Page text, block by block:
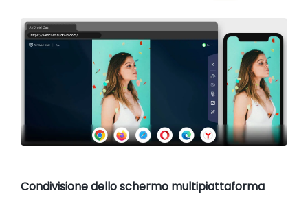
Condivisione dello schermo multipiattaforma